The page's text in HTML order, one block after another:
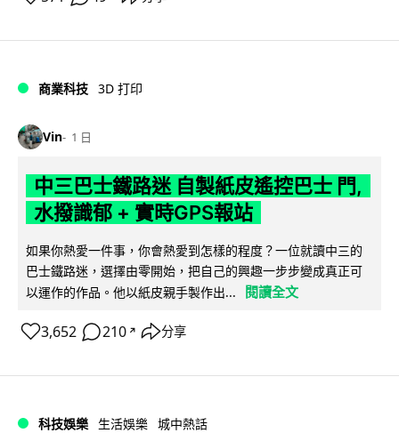
商業科技 3D 打印
Vin 1 日
中三巴士鐵路迷 自製紙皮遙控巴士 門,
水撥識郁 + 實時GPS報站
如果你熱愛一件事，你會熱愛到怎樣的程度？一位就讀中三的
巴士鐵路迷，選擇由零開始，把自己的興趣一步步變成真正可
以運作的作品。他以紙皮親手製作出...
閱讀全文
3,652 210 ↗ 分享
科技娛樂 生活娛樂 城中熱話